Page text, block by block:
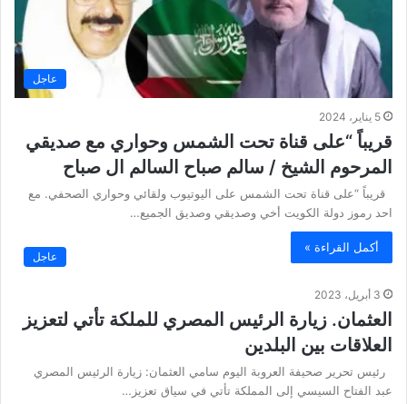
عاجل
5 يناير، 2024
قريباً “على قناة تحت الشمس وحواري مع صديقي
المرحوم الشيخ / سالم صباح السالم ال صباح
قريباً “على قناة تحت الشمس على اليوتيوب ولقائي وحواري الصحفي. مع
احد رموز دولة الكويت أخي وصديقي وصديق الجميع…
أكمل القراءة »
عاجل
3 أبريل، 2023
العثمان. زيارة الرئيس المصري للملكة تأتي لتعزيز
العلاقات بين البلدين
رئيس تحرير صحيفة العروبة اليوم سامي العثمان: زيارة الرئيس المصري
عبد الفتاح ‎السيسي إلى ‎المملكة تأتي في سياق تعزيز…